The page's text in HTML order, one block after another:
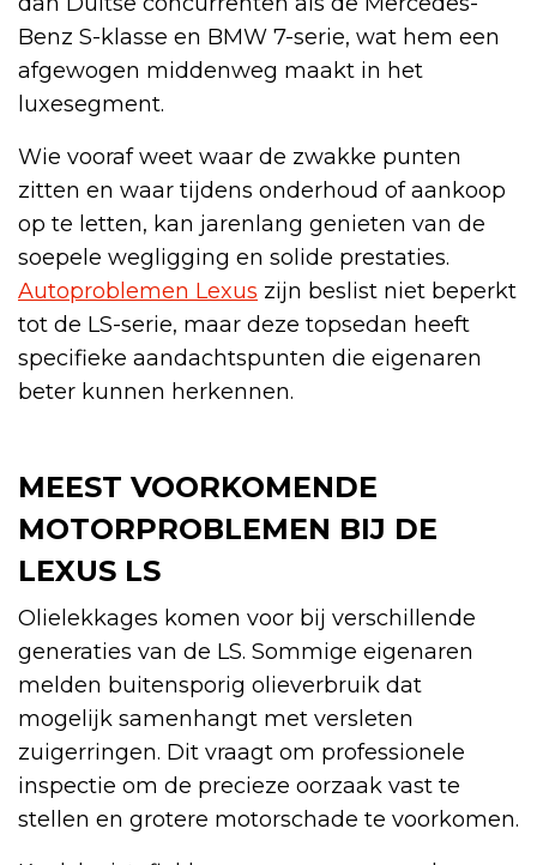
Benz S-klasse en BMW 7-serie, wat hem een
afgewogen middenweg maakt in het
luxesegment.
Wie vooraf weet waar de zwakke punten
zitten en waar tijdens onderhoud of aankoop
op te letten, kan jarenlang genieten van de
soepele wegligging en solide prestaties.
Autoproblemen Lexus zijn beslist niet beperkt
tot de LS-serie, maar deze topsedan heeft
specifieke aandachtspunten die eigenaren
beter kunnen herkennen.
MEEST VOORKOMENDE
MOTORPROBLEMEN BIJ DE
LEXUS LS
Olielekkages komen voor bij verschillende
generaties van de LS. Sommige eigenaren
melden buitensporig olieverbruik dat
mogelijk samenhangt met versleten
zuigerringen. Dit vraagt om professionele
inspectie om de precieze oorzaak vast te
stellen en grotere motorschade te voorkomen.